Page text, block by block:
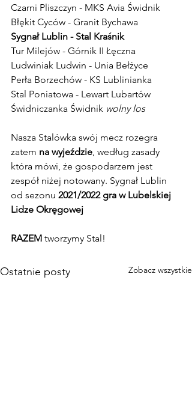
Czarni Pliszczyn - MKS Avia Świdnik
Błękit Cyców - Granit Bychawa
Sygnał Lublin - Stal Kraśnik
Tur Milejów - Górnik II Łęczna
Ludwiniak Ludwin - Unia Bełżyce
Perła Borzechów - KS Lublinianka
Stal Poniatowa - Lewart Lubartów
Świdniczanka Świdnik wolny los
Nasza Stalówka swój mecz rozegra
zatem na wyjeździe, według zasady
która mówi, że gospodarzem jest
zespół niżej notowany. Sygnał Lublin
od sezonu 2021/2022 gra w Lubelskiej
Lidze Okręgowej
RAZEM tworzymy Stal!
Ostatnie posty Zobacz wszystkie